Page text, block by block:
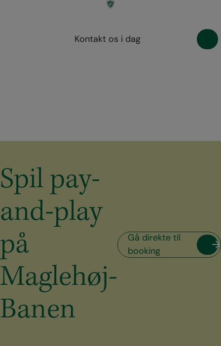
Kontakt os i dag
Spil pay-
and-play
på
Maglehøj-
Banen
Gå direkte til
booking